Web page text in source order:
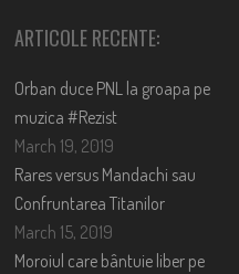
ARTICOLE RECENTE:
Orban duce PNL la groapa pe
muzica #Rezist
March 19, 2019
Rares versus Mandachi sau
Confruntarea Titanilor
March 15, 2019
Moroiul care bântuie liber pe